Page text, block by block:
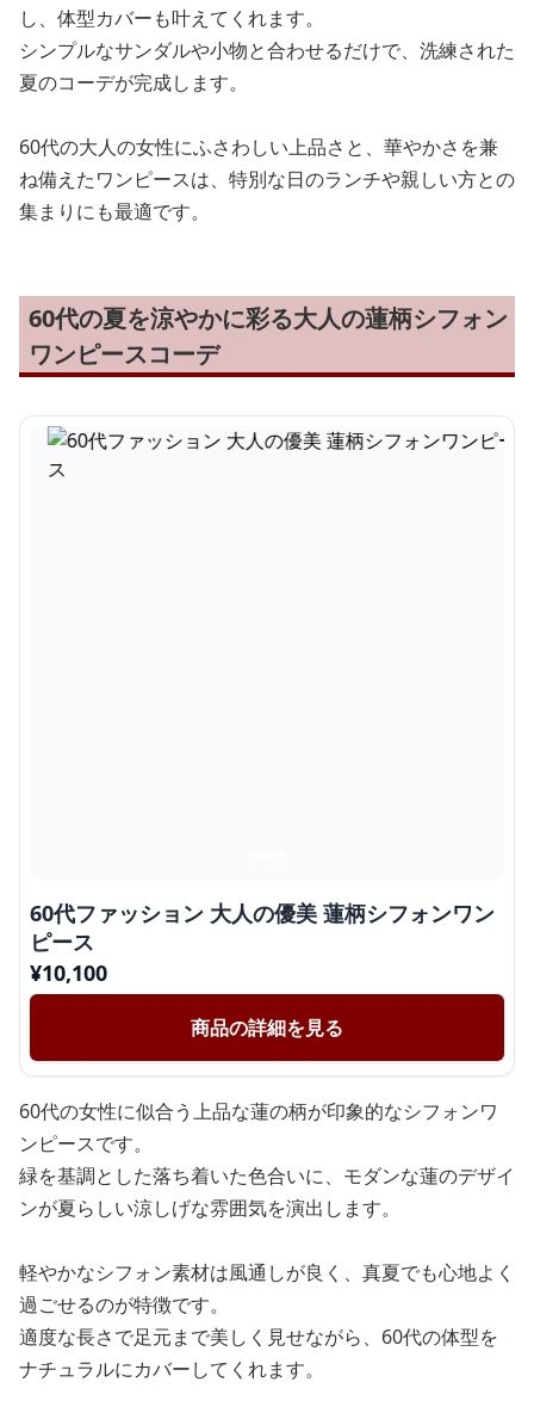
し、体型カバーも叶えてくれます。
シンプルなサンダルや小物と合わせるだけで、洗練された
夏のコーデが完成します。
60代の大人の女性にふさわしい上品さと、華やかさを兼
ね備えたワンピースは、特別な日のランチや親しい方との
集まりにも最適です。
60代の夏を涼やかに彩る大人の蓮柄シフォン
ワンピースコーデ
60代ファッション 大人の優美 蓮柄シフォンワン
ピース
¥10,100
商品の詳細を見る
60代の女性に似合う上品な蓮の柄が印象的なシフォンワ
ンピースです。
緑を基調とした落ち着いた色合いに、モダンな蓮のデザイ
ンが夏らしい涼しげな雰囲気を演出します。
軽やかなシフォン素材は風通しが良く、真夏でも心地よく
過ごせるのが特徴です。
適度な長さで足元まで美しく見せながら、60代の体型を
ナチュラルにカバーしてくれます。